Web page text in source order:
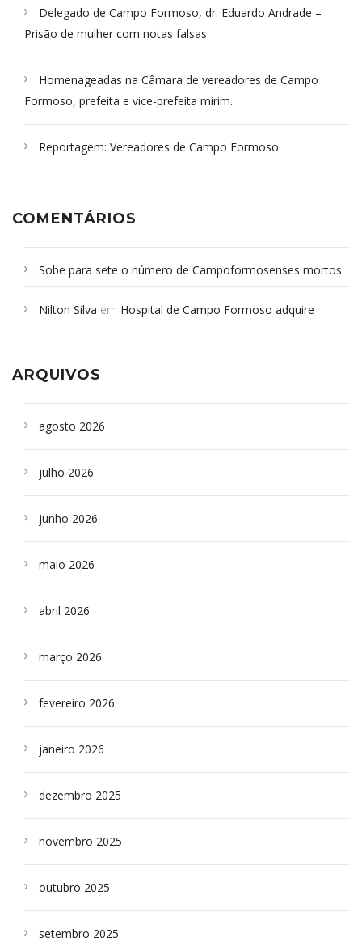
Delegado de Campo Formoso, dr. Eduardo Andrade –
Prisão de mulher com notas falsas
Homenageadas na Câmara de vereadores de Campo
Formoso, prefeita e vice-prefeita mirim.
Reportagem: Vereadores de Campo Formoso
COMENTÁRIOS
Sobe para sete o número de Campoformosenses mortos
Campoformosenses que morreram em desabamentos são
Nilton Silva em Hospital de Campo Formoso adquire
ARQUIVOS
agosto 2026
julho 2026
junho 2026
maio 2026
abril 2026
março 2026
fevereiro 2026
janeiro 2026
dezembro 2025
novembro 2025
outubro 2025
setembro 2025